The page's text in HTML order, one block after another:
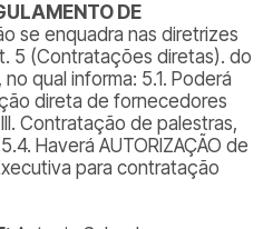
DE
se enquadra nas diretrizes
5 (Contratações diretas). do
qual informa: 5.1. Poderá
direta de fornecedores
Contratação de palestras,
Haverá AUTORIZAÇÃO de
para contratação